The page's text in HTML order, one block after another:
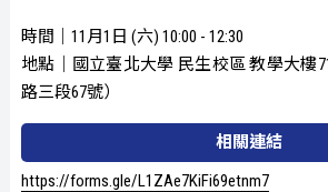
時間｜11月1日 (六) 10:00 - 12:30
地點｜國立臺北大學 民生校區 教學大樓
路三段67號）
相關連結
https://forms.gle/L1ZAe7KiFi69etnm7